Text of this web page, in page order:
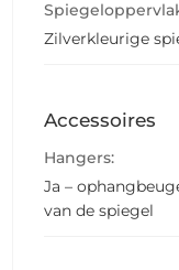
Zilverkleurige
Accessoires
Hangers:
Ja –
van de spiegel